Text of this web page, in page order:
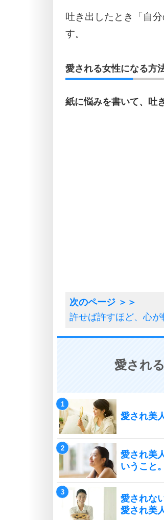
吐き出したとき「自
す。
愛される女性になる方
紙に悩みを書いて、吐
許せば許すほど、心が
愛され
愛され美
愛され美
いうこと。
愛されな
愛され美